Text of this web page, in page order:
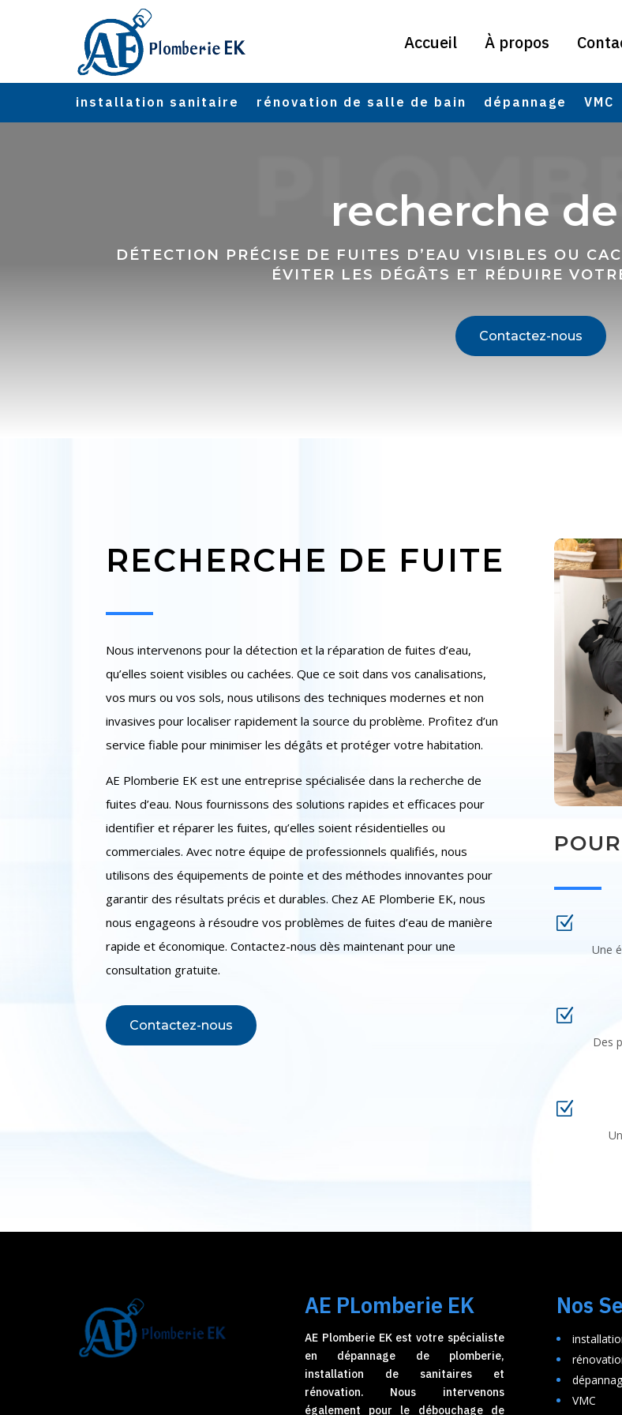
Accueil À propos
installation sanitaire rénovation de salle de bain dépannage VMC
recherche
DÉTECTION PRÉCISE DE FUITES D’EAU VISIBLES OU
ÉVITER LES DÉGÂTS ET RÉDUIRE
Contactez-nous
RECHERCHE DE FUITE
Nous intervenons pour la détection et la réparation de fuites d’eau,
qu’elles soient visibles ou cachées. Que ce soit dans vos canalisations,
vos murs ou vos sols, nous utilisons des techniques modernes et non
invasives pour localiser rapidement la source du problème. Profitez d’un
service fiable pour minimiser les dégâts et protéger votre habitation.
AE Plomberie EK est une entreprise spécialisée dans la recherche de
fuites d’eau. Nous fournissons des solutions rapides et efficaces pour
identifier et réparer les fuites, qu’elles soient résidentielles ou
commerciales. Avec notre équipe de professionnels qualifiés, nous
utilisons des équipements de pointe et des méthodes innovantes pour
garantir des résultats précis et durables. Chez AE Plomberie EK, nous
nous engageons à résoudre vos problèmes de fuites d’eau de manière
rapide et économique. Contactez-nous dès maintenant pour une
consultation gratuite.
Contactez-nous
Z
Une
Z
Des
Z
AE PLomberie EK
AE Plomberie EK est votre spécialiste
en dépannage de plomberie,
installation de sanitaires et
rénovation. Nous intervenons
également pour le débouchage de
Nos
VMC